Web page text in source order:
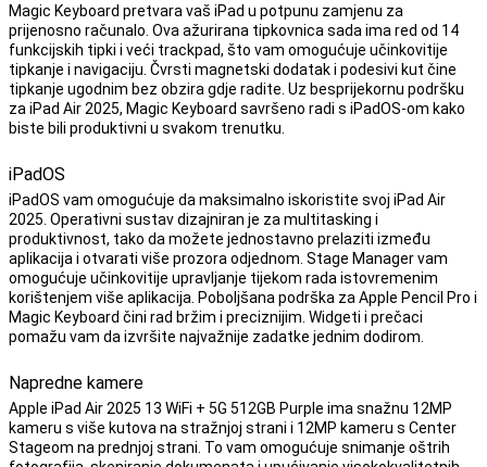
Magic Keyboard pretvara vaš iPad u potpunu zamjenu za
prijenosno računalo. Ova ažurirana tipkovnica sada ima red od 14
funkcijskih tipki i veći trackpad, što vam omogućuje učinkovitije
tipkanje i navigaciju. Čvrsti magnetski dodatak i podesivi kut čine
tipkanje ugodnim bez obzira gdje radite. Uz besprijekornu podršku
za iPad Air 2025, Magic Keyboard savršeno radi s iPadOS-om kako
biste bili produktivni u svakom trenutku.
iPadOS
iPadOS vam omogućuje da maksimalno iskoristite svoj iPad Air
2025. Operativni sustav dizajniran je za multitasking i
produktivnost, tako da možete jednostavno prelaziti između
aplikacija i otvarati više prozora odjednom. Stage Manager vam
omogućuje učinkovitije upravljanje tijekom rada istovremenim
korištenjem više aplikacija. Poboljšana podrška za Apple Pencil Pro i
Magic Keyboard čini rad bržim i preciznijim. Widgeti i prečaci
pomažu vam da izvršite najvažnije zadatke jednim dodirom.
Napredne kamere
Apple iPad Air 2025 13 WiFi + 5G 512GB Purple ima snažnu 12MP
kameru s više kutova na stražnjoj strani i 12MP kameru s Center
Stageom na prednjoj strani. To vam omogućuje snimanje oštrih